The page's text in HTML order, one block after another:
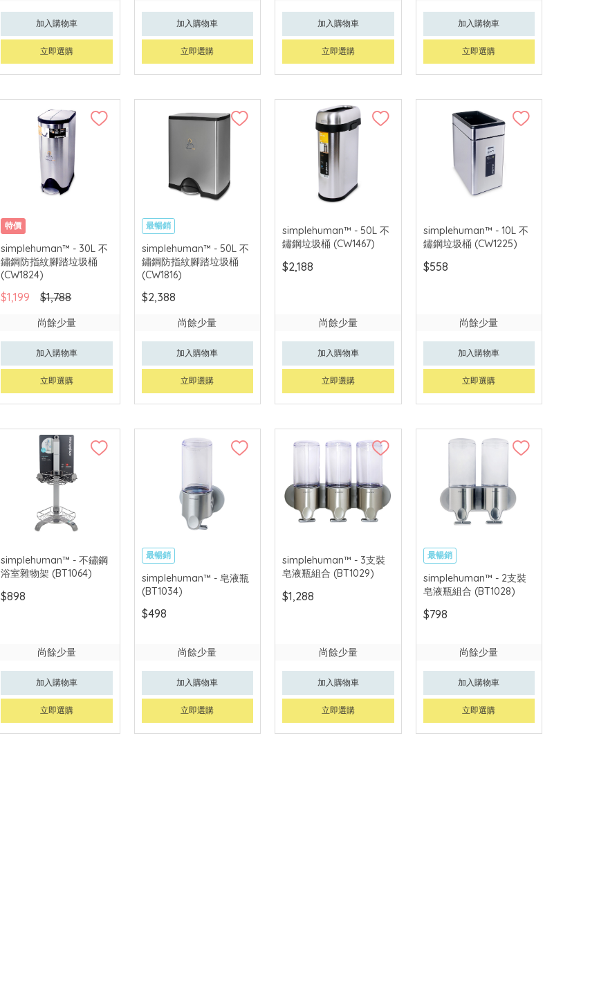
加入購物車
立即選購
加入購物車
立即選購
加入購物車
立即選購
加入購物車
立即選購
特價
simplehuman™ - 30L 不
鏽鋼防指紋腳踏垃圾桶
(CW1824)
$1,199 $1,788
尚餘少量
加入購物車
立即選購
最暢銷
simplehuman™ - 50L 不
鏽鋼防指紋腳踏垃圾桶
(CW1816)
$2,388
尚餘少量
加入購物車
立即選購
simplehuman™ - 50L 不
鏽鋼垃圾桶 (CW1467)
$2,188
尚餘少量
加入購物車
立即選購
simplehuman™ - 10L 不
鏽鋼垃圾桶 (CW1225)
$558
尚餘少量
加入購物車
立即選購
simplehuman™ - 不鏽鋼
浴室雜物架 (BT1064)
$898
尚餘少量
加入購物車
立即選購
最暢銷
simplehuman™ - 皂液瓶
(BT1034)
$498
尚餘少量
加入購物車
立即選購
simplehuman™ - 3支裝
皂液瓶組合 (BT1029)
$1,288
尚餘少量
加入購物車
立即選購
最暢銷
simplehuman™ - 2支裝
皂液瓶組合 (BT1028)
$798
尚餘少量
加入購物車
立即選購